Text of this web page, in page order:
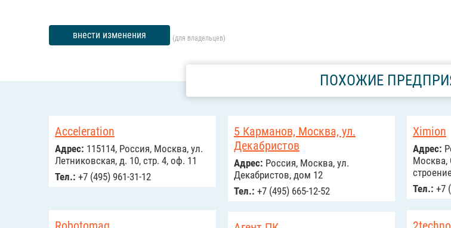
внести изменения (для владельцев)
ПОХОЖИЕ
Acceleration
Адрес: 115114, Россия, Москва, ул.
Летниковская, д. 10, стр. 4, оф. 11
Тел.: +7 (495) 961-31-12
5 Карманов, Москва, ул.
Декабристов
Адрес: Россия, Москва, ул.
Декабристов, дом 12
Тел.: +7 (495) 665-12-52
Ximion
Адрес:
Москва,
Тел.: +7